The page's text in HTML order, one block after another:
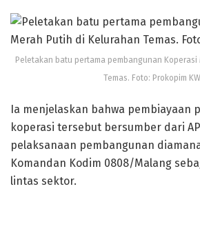
Peletakan batu pertama pembangunan
Temas. Foto: Prokopim
Ia menjelaskan bahwa pembiayaan
koperasi tersebut bersumber dari
pelaksanaan pembangunan
Komandan Kodim 0808/Malang
lintas sektor.